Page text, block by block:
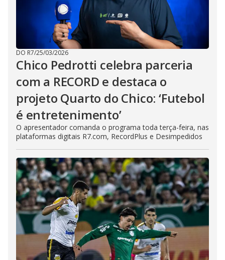
DO R7/25/03/2026
Chico Pedrotti celebra parceria
com a RECORD e destaca o
projeto Quarto do Chico: ‘Futebol
é entretenimento’
O apresentador comanda o programa toda terça-feira, nas
plataformas digitais R7.com, RecordPlus e Desimpedidos